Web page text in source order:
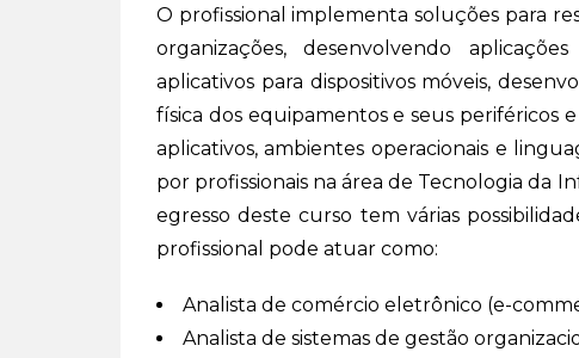
O profissional implementa soluções para
organizações, desenvolvendo
aplicativos para dispositivos móveis,
física dos equipamentos e seus periféricos
aplicativos, ambientes operacionais e
por profissionais na área de Tecnologia da
egresso deste curso tem várias
profissional pode atuar como:
Analista de comércio eletrônico (e-
Analista de sistemas de gestão